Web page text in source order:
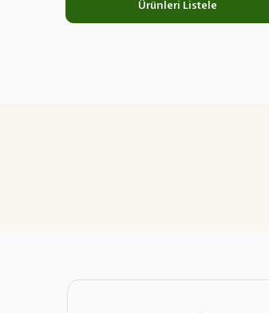
Ürünleri Listele